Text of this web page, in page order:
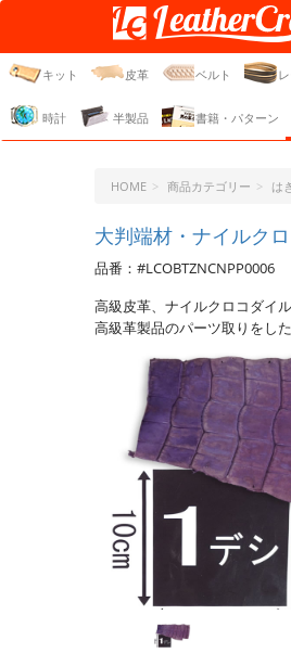
レザークラフト・
ジェーピー
キット 皮革 ベルト
時計 半製品 書籍・パターン
HOME 商品カテゴリー は
大判端材・ナイルク
品番：#LCOBTZNCNPP0006
高級皮革、ナイルクロコダイ
高級革製品のパーツ取りをし